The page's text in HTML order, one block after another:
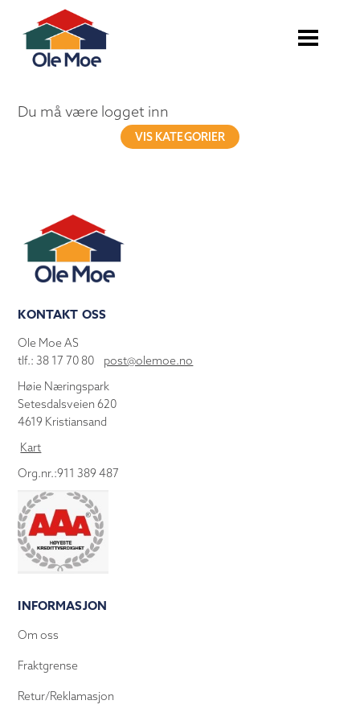
Du må være logget inn
VIS KATEGORIER
KONTAKT OSS
Ole Moe AS
tlf.: 38 17 70 80 post@olemoe.no
Høie Næringspark
Setesdalsveien 620
4619 Kristiansand
Kart
Org.nr.:911 389 487
INFORMASJON
Om oss
Fraktgrense
Retur/Reklamasjon